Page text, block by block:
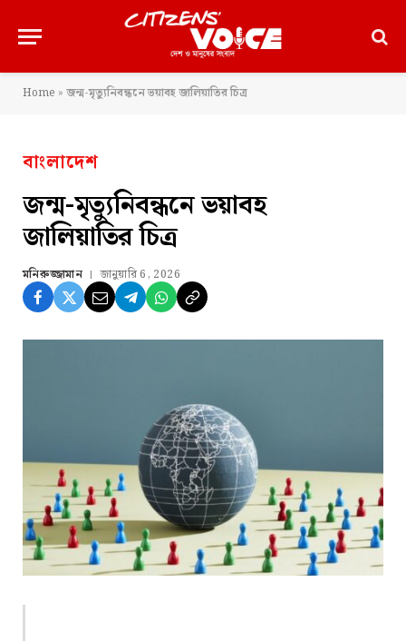
Home » জন্ম-মৃত্যুনিবন্ধনে ভয়াবহ জালিয়াতির চিত্র
বাংলাদেশ
জন্ম-মৃত্যুনিবন্ধনে ভয়াবহ
জালিয়াতির চিত্র
মনিরুজ্জামান জানুয়ারি 6, 2026